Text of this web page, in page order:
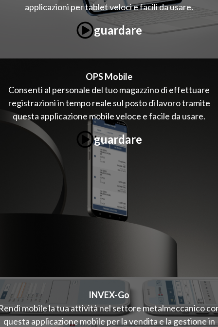
applicazioni per tablet veloci e facili da usare.
guardare
OPS Mobile
Consenti al personale del tuo magazzino di effettuare
registrazioni in tempo reale sul posto di lavoro tramite
questa applicazione mobile veloce e facile da usare.
guardare
INVEX-Go
mobile la tua attività nel settore metalmeccanico
questa applicazione mobile per la vendita e la gestione in